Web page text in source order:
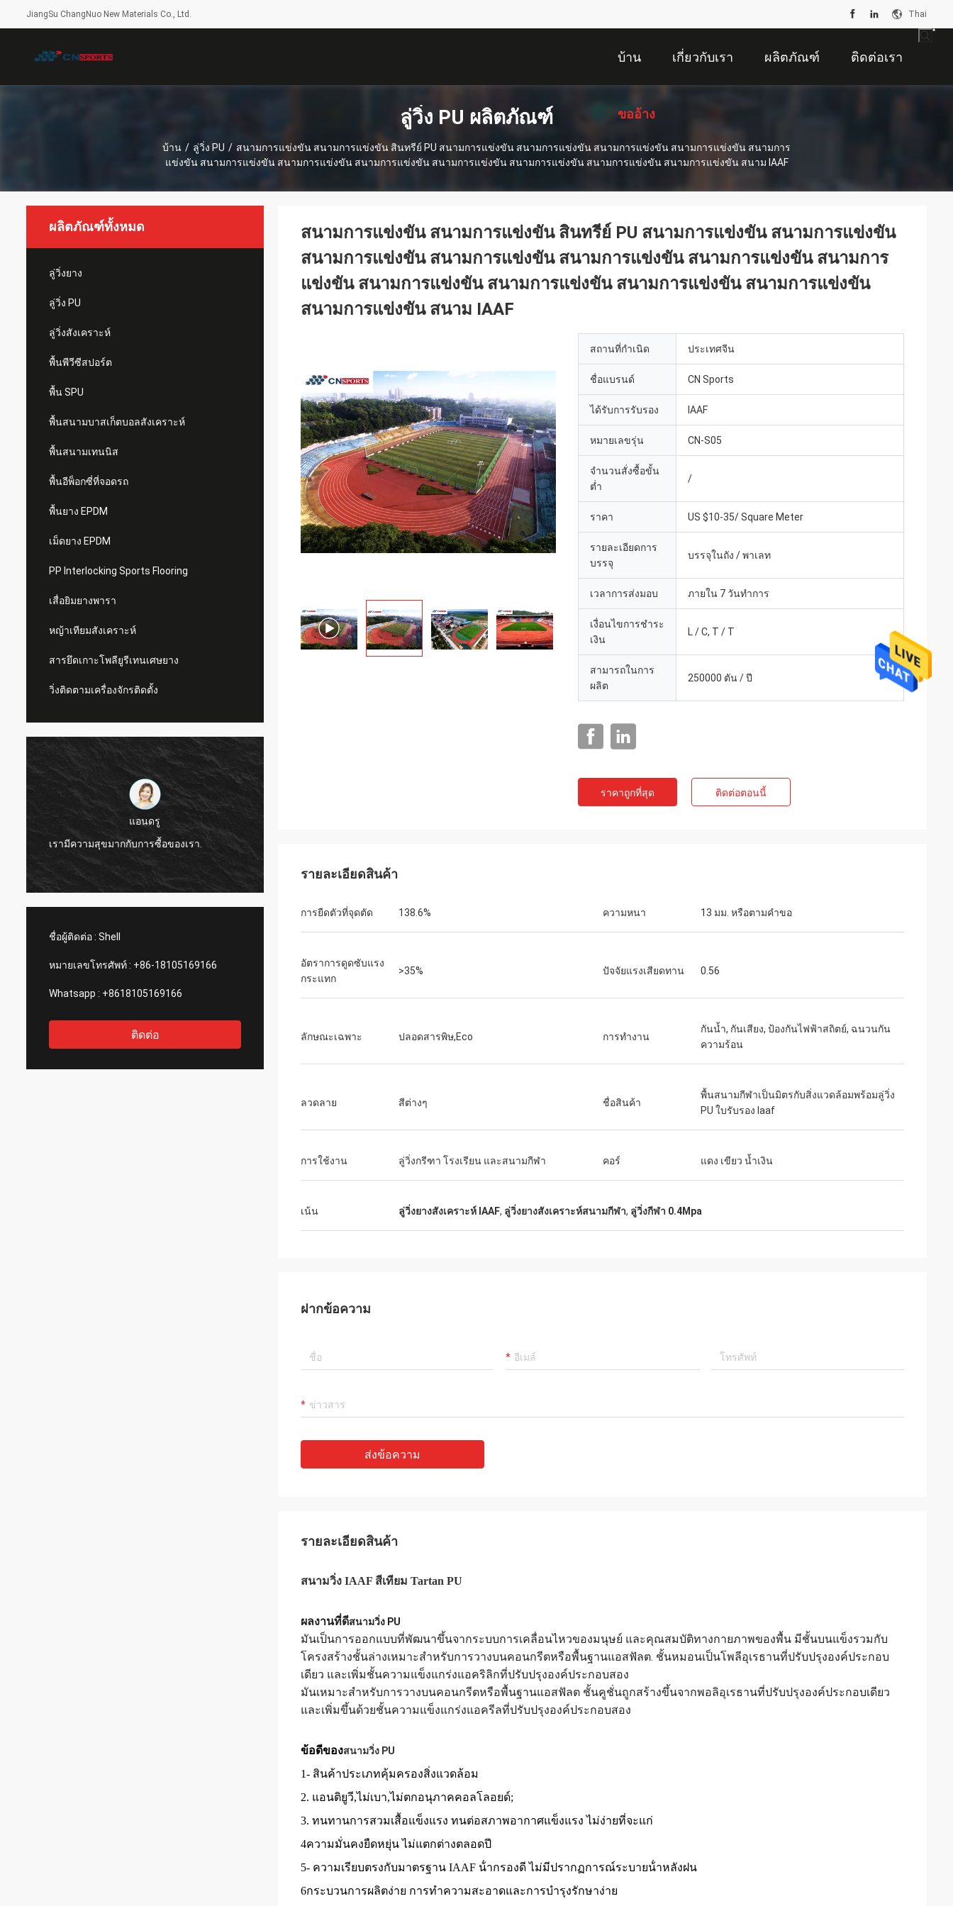
JiangSu ChangNuo New Materials Co., Ltd. Thai
บ้าน เกี่ยวกับเรา ผลิตภัณฑ์ ติดต่อเรา
ขออ้าง
ลู่วิ่ง PU ผลิตภัณฑ์
บ้าน / ลู่วิ่ง PU / สนามการแข่งขัน สนามการแข่งขัน สินทรีย์ PU สนามการแข่งขัน สนามการแข่งขัน สนามการแข่งขัน สนามการแข่งขัน สนามการ
แข่งขัน สนามการแข่งขัน สนามการแข่งขัน สนามการแข่งขัน สนามการแข่งขัน สนามการแข่งขัน สนามการแข่งขัน สนามการแข่งขัน สนาม IAAF
ผลิตภัณฑ์ทั้งหมด
ลู่วิ่งยาง
ลู่วิ่ง PU
ลู่วิ่งสังเคราะห์
พื้นพีวีซีสปอร์ต
พื้น SPU
พื้นสนามบาสเก็ตบอลสังเคราะห์
พื้นสนามเทนนิส
พื้นอีพ็อกซี่ที่จอดรถ
พื้นยาง EPDM
เม็ดยาง EPDM
PP Interlocking Sports Flooring
เสื่อยิมยางพารา
หญ้าเทียมสังเคราะห์
สารยึดเกาะโพลียูรีเทนเศษยาง
วิ่งติดตามเครื่องจักรติดตั้ง
แอนดรู
เรามีความสุขมากกับการซื้อของเรา.
ชื่อผู้ติดต่อ : Shell
หมายเลขโทรศัพท์ : +86-18105169166
Whatsapp : +8618105169166
ติดต่อ
สนามการแข่งขัน สนามการแข่งขัน สินทรีย์ PU สนามการแข่งขัน สนามการแข่งขัน
สนามการแข่งขัน สนามการแข่งขัน สนามการแข่งขัน สนามการแข่งขัน สนามการ
แข่งขัน สนามการแข่งขัน สนามการแข่งขัน สนามการแข่งขัน สนามการแข่งขัน
สนามการแข่งขัน สนาม IAAF
สถานที่กำเนิด ประเทศจีน
ชื่อแบรนด์ CN Sports
ได้รับการรับรอง IAAF
หมายเลขรุ่น CN-S05
จำนวนสั่งซื้อขั้น
ต่ำ
/
ราคา US $10-35/ Square Meter
รายละเอียดการ
บรรจุ
บรรจุในถัง / พาเลท
เวลาการส่งมอบ ภายใน 7 วันทำการ
เงื่อนไขการชำระ
เงิน
L / C, T / T
สามารถในการ
ผลิต
250000 ตัน / ปี
ราคาถูกที่สุด ติดต่อตอนนี้
รายละเอียดสินค้า
การยืดตัวที่จุดตัด 138.6% ความหนา 13 มม. หรือตามคำขอ
อัตราการดูดซับแรง
กระแทก
>35% ปัจจัยแรงเสียดทาน 0.56
ลักษณะเฉพาะ ปลอดสารพิษ,Eco การทำงาน
กันน้ำ, กันเสียง, ป้องกันไฟฟ้าสถิตย์, ฉนวนกัน
ความร้อน
ลวดลาย สีต่างๆ ชื่อสินค้า
พื้นสนามกีฬาเป็นมิตรกับสิ่งแวดล้อมพร้อมลู่วิ่ง
PU ใบรับรอง Iaaf
การใช้งาน ลู่วิ่งกรีฑา โรงเรียน และสนามกีฬา คอร์ แดง เขียว น้ำเงิน
เน้น ลู่วิ่งยางสังเคราะห์ IAAF, ลู่วิ่งยางสังเคราะห์สนามกีฬา, ลู่วิ่งกีฬา 0.4Mpa
ฝากข้อความ
ส่งข้อความ
รายละเอียดสินค้า
สนามวิ่ง IAAF สีเทียม Tartan PU
ผลงานที่ดีสนามวิ่ง PU
มันเป็นการออกแบบที่พัฒนาขึ้นจากระบบการเคลื่อนไหวของมนุษย์ และคุณสมบัติทางกายภาพของพื้น มีชั้นบนแข็งรวมกับ
โครงสร้างชั้นล่างเหมาะสําหรับการวางบนคอนกรีตหรือพื้นฐานแอสฟัลต. ชั้นหมอนเป็นโพลีอุเรธานที่ปรับปรุงองค์ประกอบ
เดียว และเพิ่มชั้นความแข็งแกร่งแอคริลิกที่ปรับปรุงองค์ประกอบสอง
มันเหมาะสําหรับการวางบนคอนกรีตหรือพื้นฐานแอสฟัลต ชั้นคูชั่นถูกสร้างขึ้นจากพอลิอุเรธานที่ปรับปรุงองค์ประกอบเดียว
และเพิ่มขึ้นด้วยชั้นความแข็งแกร่งแอครีลที่ปรับปรุงองค์ประกอบสอง
ข้อดีของสนามวิ่ง PU
1- สินค้าประเภทคุ้มครองสิ่งแวดล้อม
2. แอนติยูวี,ไม่เบา,ไม่ตกอนุภาคคอลโลอยด์;
3. ทนทานการสวมเสื้อแข็งแรง ทนต่อสภาพอากาศแข็งแรง ไม่ง่ายที่จะแก่
4ความมั่นคงยืดหยุ่น ไม่แตกต่างตลอดปี
5- ความเรียบตรงกับมาตรฐาน IAAF น้ํากรองดี ไม่มีปรากฏการณ์ระบายน้ําหลังฝน
6กระบวนการผลิตง่าย การทําความสะอาดและการบํารุงรักษาง่าย